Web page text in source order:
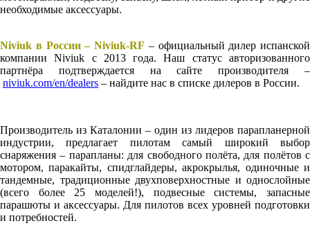
необходимые аксессуары.
Niviuk в России – Niviuk-RF – официальный дилер испанской
компании Niviuk с 2013 года. Наш статус авторизованного
партнёра подтверждается на сайте производителя –
niviuk.com/en/dealers – найдите нас в списке дилеров в России.
Производитель из Каталонии – один из лидеров парапланерной
индустрии, предлагает пилотам самый широкий выбор
снаряжения – парапланы: для свободного полёта, для полётов с
мотором, паракайты, спидглайдеры, акрокрылья, одиночные и
тандемные, традиционные двухповерхностные и однослойные
(всего более 25 моделей!), подвесные системы, запасные
парашюты и аксессуары. Для пилотов всех уровней подготовки
и потребностей.